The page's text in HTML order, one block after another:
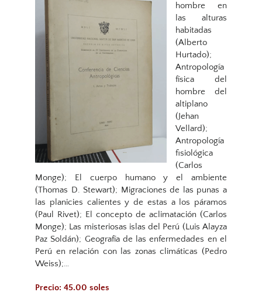
hombre en
las alturas
habitadas
(Alberto
Hurtado);
Antropología
física del
hombre del
altiplano
(Jehan
Vellard);
Antropología
fisiológica
(Carlos
Monge); El cuerpo humano y el ambiente
(Thomas D. Stewart); Migraciones de las punas a
las planicies calientes y de estas a los páramos
(Paul Rivet); El concepto de aclimatación (Carlos
Monge); Las misteriosas islas del Perú (Luis Alayza
Paz Soldán); Geografía de las enfermedades en el
Perú en relación con las zonas climáticas (Pedro
Weiss);…
Precio: 45.00 soles